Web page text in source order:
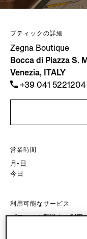
ブティックの詳細
Zegna Boutique
Bocca di Piazza S.
Venezia, ITALY
+39 041 5221204
営業時間
月-日
今日
利用可能なサービス
ブティック配送をご利用